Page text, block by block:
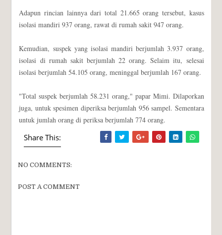
Adapun rincian lainnya dari total 21.665 orang tersebut, kasus
isolasi mandiri 937 orang, rawat di rumah sakit 947 orang.
Kemudian, suspek yang isolasi mandiri berjumlah 3.937 orang,
isolasi di rumah sakit berjumlah 22 orang. Selaim itu, selesai
isolasi berjumlah 54.105 orang, meninggal berjumlah 167 orang.
"Total suspek berjumlah 58.231 orang," papar Mimi. Dilaporkan
juga, untuk spesimen diperiksa berjumlah 956 sampel. Sementara
untuk jumlah orang di periksa berjumlah 774 orang.
Share This:
NO COMMENTS:
POST A COMMENT